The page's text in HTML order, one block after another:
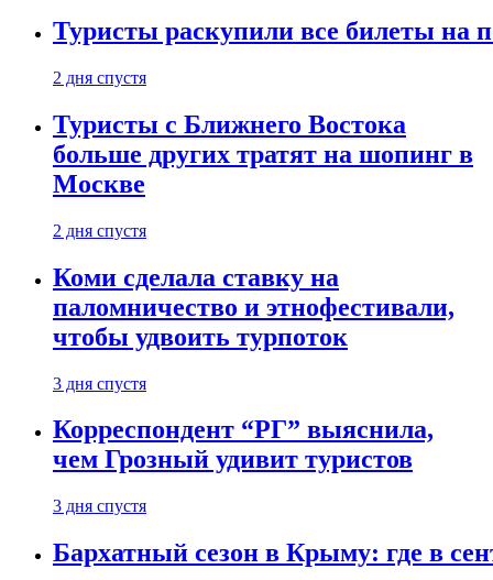
Туристы раскупили все билеты на
2 дня спустя
Туристы с Ближнего Востока
больше других тратят на шопинг в
Москве
2 дня спустя
Коми сделала ставку на
паломничество и этнофестивали,
чтобы удвоить турпоток
3 дня спустя
Корреспондент “РГ” выяснила,
чем Грозный удивит туристов
3 дня спустя
Бархатный сезон в Крыму: где в